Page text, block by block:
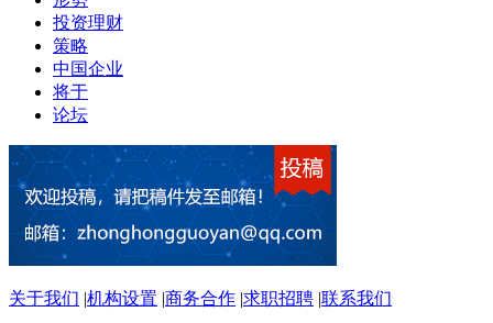
投资理财
策略
中国企业
将于
论坛
关于我们 |机构设置 |商务合作 |求职招聘 |联系我们